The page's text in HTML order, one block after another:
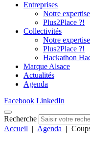
Entreprises
Notre expertise
Plus2Place ?!
Collectivités
Notre expertise
Plus2Place ?!
Hackathon
Marque Alsace
Actualités
Agenda
Facebook LinkedIn
Recherche
Accueil | Agenda |